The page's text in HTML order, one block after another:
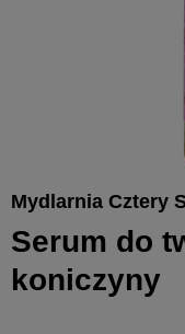
Mydlarnia Cztery
Serum do
koniczyny